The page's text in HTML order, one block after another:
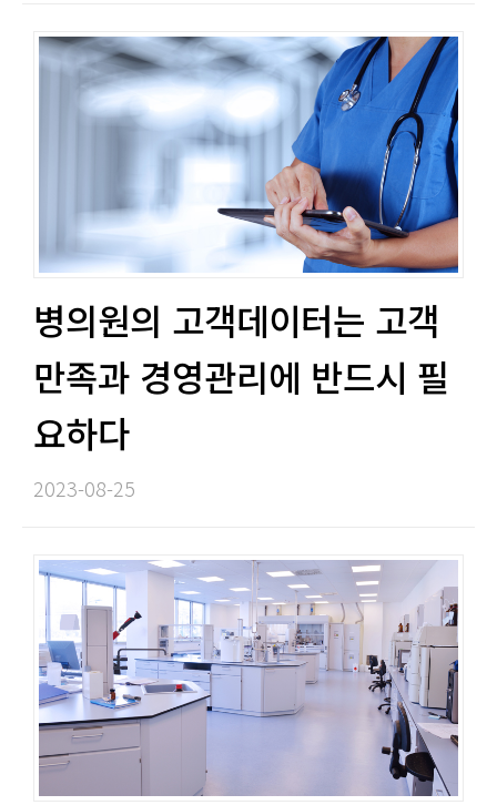
병의원의 고객데이터는 고객
만족과 경영관리에 반드시 필
요하다​​
2023-08-25​